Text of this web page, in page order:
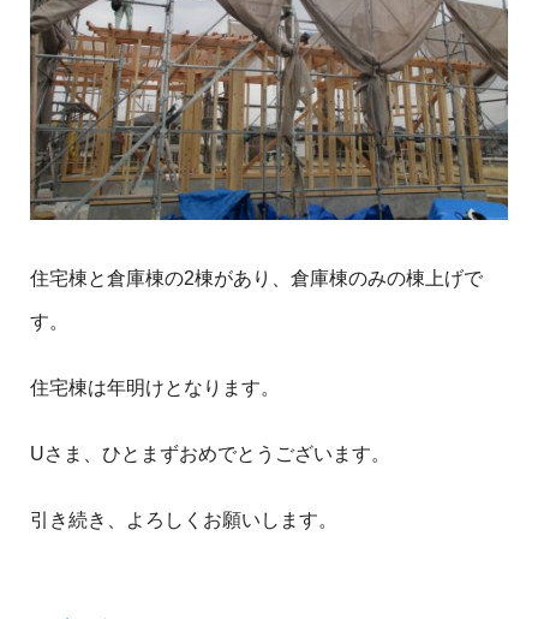
住宅棟と倉庫棟の2棟があり、倉庫棟のみの棟上げで
す。
住宅棟は年明けとなります。
Uさま、ひとまずおめでとうございます。
引き続き、よろしくお願いします。